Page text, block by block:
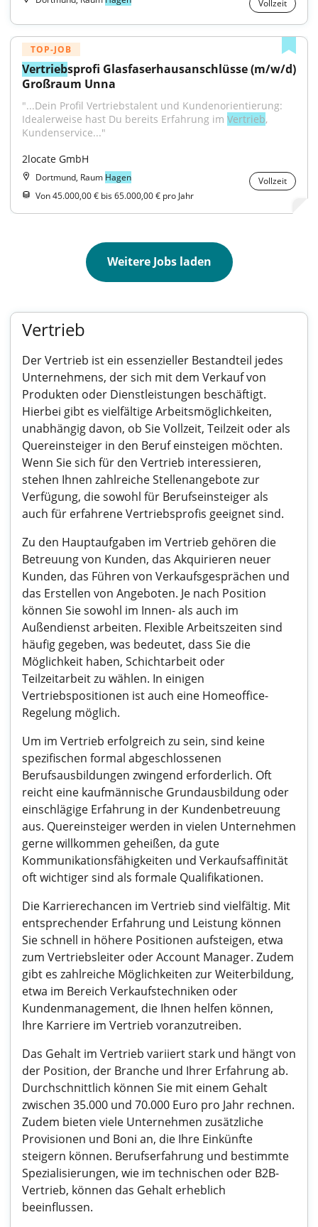
Vollzeit
TOP-JOB
Vertriebsprofi Glasfaserhausanschlüsse (m/w/d)
Großraum Unna
"...Dein Profil Vertriebstalent und Kundenorientierung:
Idealerweise hast Du bereits Erfahrung im Vertrieb,
Kundenservice..."
2locate GmbH
Dortmund, Raum Hagen
Vollzeit
Von 45.000,00 € bis 65.000,00 € pro Jahr
Weitere Jobs laden
Vertrieb
Der Vertrieb ist ein essenzieller Bestandteil jedes
Unternehmens, der sich mit dem Verkauf von
Produkten oder Dienstleistungen beschäftigt.
Hierbei gibt es vielfältige Arbeitsmöglichkeiten,
unabhängig davon, ob Sie Vollzeit, Teilzeit oder als
Quereinsteiger in den Beruf einsteigen möchten.
Wenn Sie sich für den Vertrieb interessieren,
stehen Ihnen zahlreiche Stellenangebote zur
Verfügung, die sowohl für Berufseinsteiger als
auch für erfahrene Vertriebsprofis geeignet sind.
Zu den Hauptaufgaben im Vertrieb gehören die
Betreuung von Kunden, das Akquirieren neuer
Kunden, das Führen von Verkaufsgesprächen und
das Erstellen von Angeboten. Je nach Position
können Sie sowohl im Innen- als auch im
Außendienst arbeiten. Flexible Arbeitszeiten sind
häufig gegeben, was bedeutet, dass Sie die
Möglichkeit haben, Schichtarbeit oder
Teilzeitarbeit zu wählen. In einigen
Vertriebspositionen ist auch eine Homeoffice-
Regelung möglich.
Um im Vertrieb erfolgreich zu sein, sind keine
spezifischen formal abgeschlossenen
Berufsausbildungen zwingend erforderlich. Oft
reicht eine kaufmännische Grundausbildung oder
einschlägige Erfahrung in der Kundenbetreuung
aus. Quereinsteiger werden in vielen Unternehmen
gerne willkommen geheißen, da gute
Kommunikationsfähigkeiten und Verkaufsaffinität
oft wichtiger sind als formale Qualifikationen.
Die Karrierechancen im Vertrieb sind vielfältig. Mit
entsprechender Erfahrung und Leistung können
Sie schnell in höhere Positionen aufsteigen, etwa
zum Vertriebsleiter oder Account Manager. Zudem
gibt es zahlreiche Möglichkeiten zur Weiterbildung,
etwa im Bereich Verkaufstechniken oder
Kundenmanagement, die Ihnen helfen können,
Ihre Karriere im Vertrieb voranzutreiben.
Das Gehalt im Vertrieb variiert stark und hängt von
der Position, der Branche und Ihrer Erfahrung ab.
Durchschnittlich können Sie mit einem Gehalt
zwischen 35.000 und 70.000 Euro pro Jahr rechnen.
Zudem bieten viele Unternehmen zusätzliche
Provisionen und Boni an, die Ihre Einkünfte
steigern können. Berufserfahrung und bestimmte
Spezialisierungen, wie im technischen oder B2B-
Vertrieb, können das Gehalt erheblich
beeinflussen.